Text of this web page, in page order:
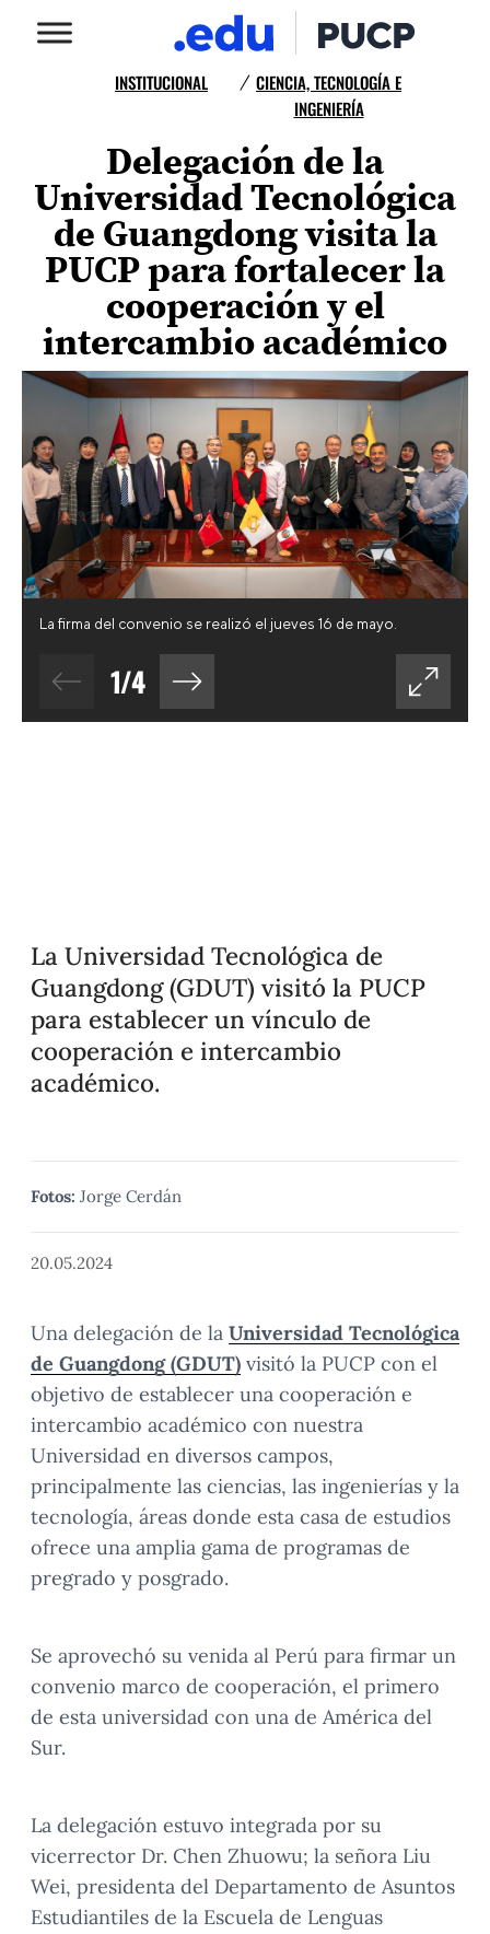
INSTITUCIONAL / CIENCIA, TECNOLOGÍA E
INGENIERÍA
Delegación de la
Universidad Tecnológica
de Guangdong visita la
PUCP para fortalecer la
cooperación y el
intercambio académico
La firma del convenio se realizó el jueves 16 de mayo.
1/4
La Universidad Tecnológica de
Guangdong (GDUT) visitó la PUCP
para establecer un vínculo de
cooperación e intercambio
académico.
Fotos: Jorge Cerdán
20.05.2024
Una delegación de la Universidad Tecnológica
de Guangdong (GDUT) visitó la PUCP con el
objetivo de establecer una cooperación e
intercambio académico con nuestra
Universidad en diversos campos,
principalmente las ciencias, las ingenierías y la
tecnología, áreas donde esta casa de estudios
ofrece una amplia gama de programas de
pregrado y posgrado.
Se aprovechó su venida al Perú para firmar un
convenio marco de cooperación, el primero
de esta universidad con una de América del
Sur.
La delegación estuvo integrada por su
vicerrector Dr. Chen Zhuowu; la señora Liu
Wei, presidenta del Departamento de Asuntos
Estudiantiles de la Escuela de Lenguas